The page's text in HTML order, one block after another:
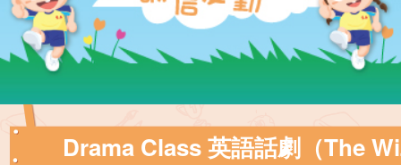
Drama Class 英語話劇（The